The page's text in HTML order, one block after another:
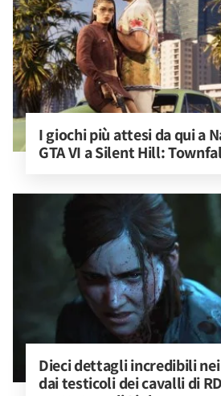
I giochi più attesi da qui a
GTA VI a Silent Hill:
Dieci dettagli incredibili
dai testicoli dei cavalli di